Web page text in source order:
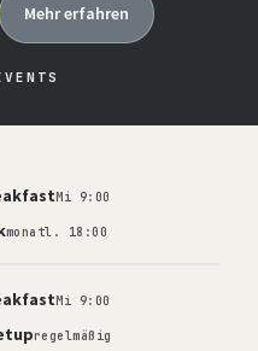
Mehr erfahren
Mi 9:00
monatl. 18:00
Mi 9:00
regelmäßig